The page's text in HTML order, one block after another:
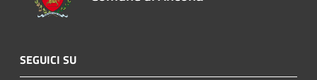
SEGUICI SU